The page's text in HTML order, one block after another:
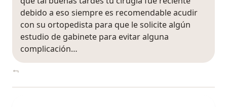
debido a eso siempre es recomendable acudir
con su ortopedista para que le solicite algún
estudio de gabinete para evitar alguna
complicación…